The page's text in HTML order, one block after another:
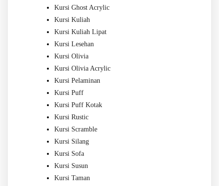
Kursi Ghost Acrylic
Kursi Kuliah
Kursi Kuliah Lipat
Kursi Lesehan
Kursi Olivia
Kursi Olivia Acrylic
Kursi Pelaminan
Kursi Puff
Kursi Puff Kotak
Kursi Rustic
Kursi Scramble
Kursi Silang
Kursi Sofa
Kursi Susun
Kursi Taman